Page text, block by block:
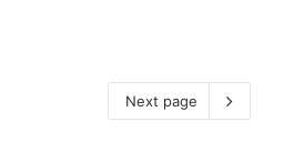
Next page